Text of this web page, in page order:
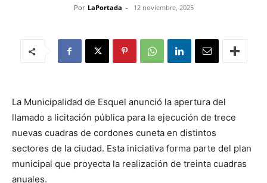
Por LaPortada - 12 noviembre, 2025
La Municipalidad de Esquel anunció la apertura del
llamado a licitación pública para la ejecución de trece
nuevas cuadras de cordones cuneta en distintos
sectores de la ciudad. Esta iniciativa forma parte del plan
municipal que proyecta la realización de treinta cuadras
anuales.